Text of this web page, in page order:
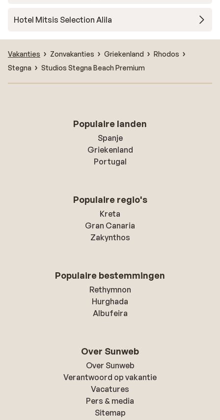
Hotel Mitsis Selection Alila
Vakanties Zonvakanties Griekenland
Rhodos
Stegna
Studios Stegna Beach Premium
Populaire landen
Spanje
Griekenland
Portugal
Populaire regio's
Kreta
Gran Canaria
Zakynthos
Populaire bestemmingen
Rethymnon
Hurghada
Albufeira
Over Sunweb
Over Sunweb
Verantwoord op vakantie
Vacatures
Pers & media
Sitemap